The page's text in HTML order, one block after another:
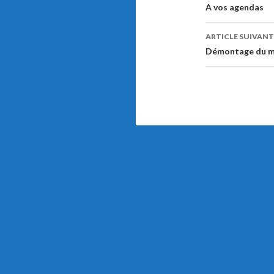
de
l’article
A vos agendas
ARTICLE SUIVANT
Démontage du